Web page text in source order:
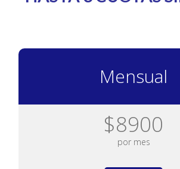
Mensual
$8900
por mes